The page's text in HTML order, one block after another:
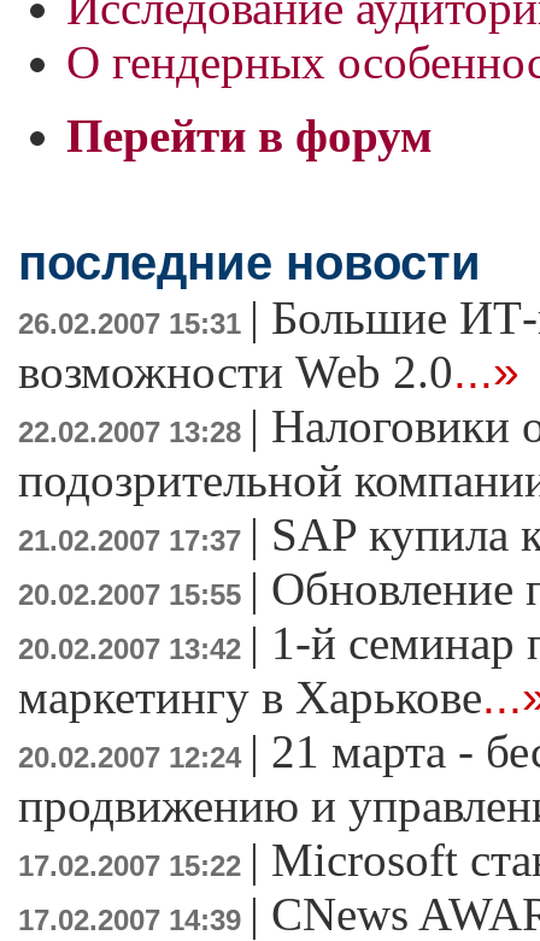
О гендерных
Перейти в форум
последние новости
26.02.2007 15:31 | Большие
возможности Web 2.0...»
22.02.2007 13:28 | Налоговики
подозрительной
21.02.2007 17:37 | SAP купила
20.02.2007 15:55 | Обновление
20.02.2007 13:42 | 1-й семинар
маркетингу в Харькове
20.02.2007 12:24 | 21 марта -
продвижению и
17.02.2007 15:22 | Microsoft
17.02.2007 14:39 | CNews